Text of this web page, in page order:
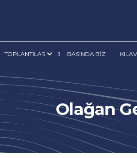
TOPLANTILAR BASINDA BİZ
Olağan